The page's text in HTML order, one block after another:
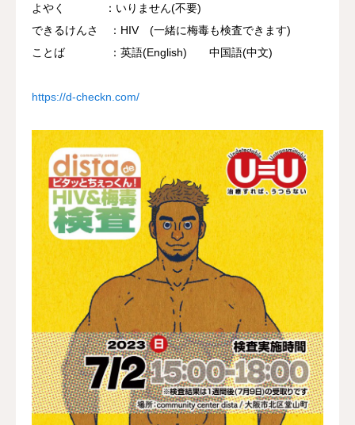
よやく ：いりません(不要)
できるけんさ ：HIV (一緒に梅毒も検査できます)
ことば ：英語(English) 中国語(中文)
https://d-checkn.com/